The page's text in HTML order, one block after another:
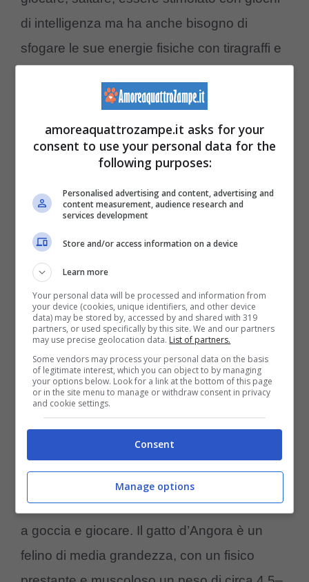
di intelligenza ma ha anche bisogno di
sfogare le sue energie fisiche con tiragraffi e
attenzione in quanto questo gatto ha la
tendenza a scappare.
Gatto d’Angora
(foto Pixabay)
Il gatto d’Angorarientra nelle razze di gatti a
cui piace nuotare in quanto adora l’acqua ed
essere lavato, predilige in genere rubinetto e
fontanelle specifiche per gatti per poter bere
a goccia e giocare. Il gatto d’Angora è un
felino di media grandezza, con un fisico
amoreaquattrozampe.it asks for your
consent to use your personal data for the
following purposes:
Personalised advertising and content, advertising and
content measurement, audience research and
services development
Store and/or access information on a device
Learn more
Your personal data will be processed and information from
your device (cookies, unique identifiers, and other device
data) may be stored by, accessed by and shared with 319
partners, or used specifically by this site. We and our partners
may use precise geolocation data. List of partners.
Some vendors may process your personal data on the basis
of legitimate interest, which you can object to by managing
your options below. Look for a link at the bottom of this page
or in the site menu to manage or withdraw consent in privacy
and cookie settings.
Consent
Manage options